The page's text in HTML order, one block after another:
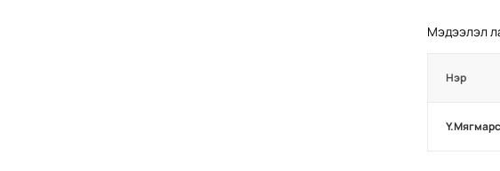
Мэдээлэл
Нэр